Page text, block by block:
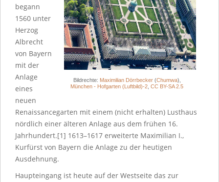
Bildrechte: Maximilian Dörrbecker(Chumwa),
München - Hofgarten (Luftbild)-2 ,CC BY-SA 2.5
begann
1560 unter
Herzog
Albrecht
von Bayern
mit der
Anlage
eines
neuen
Renaissancegarten mit einem (nicht erhalten) Lusthaus
nördlich einer älteren Anlage aus dem frühen 16.
Jahrhundert.[1] 1613–1617 erweiterte Maximilian I.,
Kurfürst von Bayern die Anlage zu der heutigen
Ausdehnung.
Haupteingang ist heute auf der Westseite das zur